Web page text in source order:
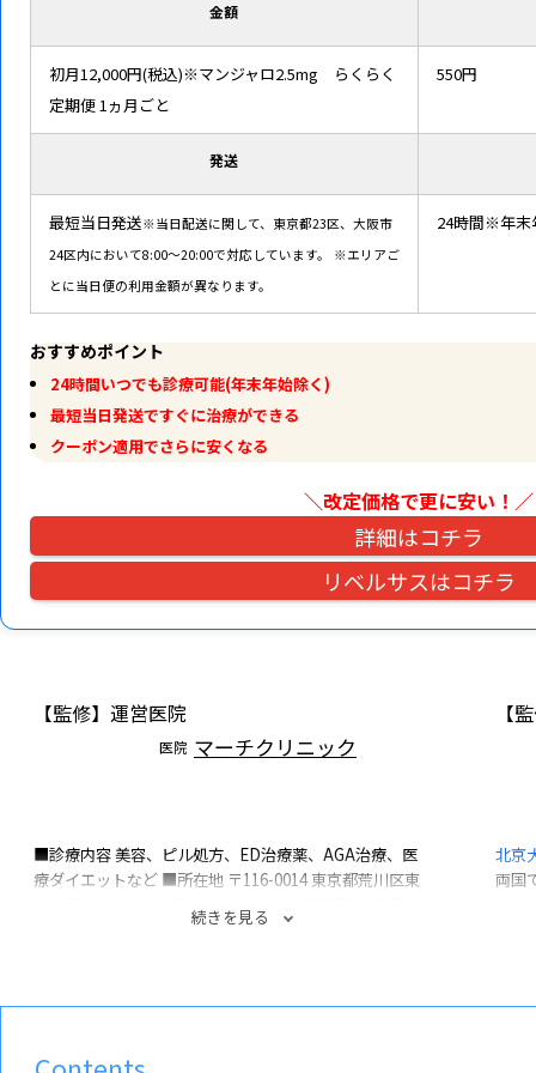
金額
初月12,000円(税込)※マンジャロ2.5mg らくらく
定期便 1ヵ月ごと
550円
発送
最短当日発送※当日配送に関して、東京都23区、大阪市
24区内において8:00～20:00で対応しています。
※エリアご
とに当日便の利用金額が異なります。
24時間※年末
おすすめポイント
24時間いつでも診療可能(年末年始除く)
最短当日発送ですぐに治療ができる
クーポン適用でさらに安くなる
＼改定価格で更に安い！ ／
詳細はコチラ
リベルサスはコチラ
【監修】運営医院
医院 マーチクリニック
■診療内容美容、ピル処方、ED治療薬、AGA治療、医
療ダイエットなど ■所在地 〒116-0014東京都荒川区東
日暮里コミュニティビル7F
療時間：10:00～19:00 （日祝休診）
続きを見る
【
北京
両国